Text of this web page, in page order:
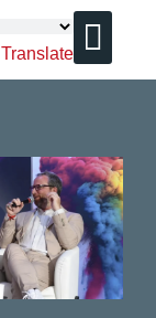
Translate